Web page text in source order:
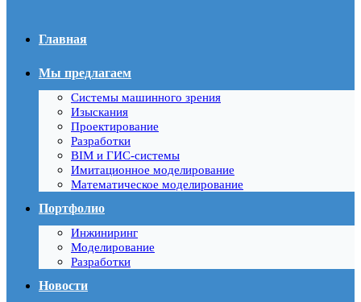
Главная
Мы предлагаем
Системы машинного зрения
Изыскания
Проектирование
Разработки
BIM и ГИС-системы
Имитационное моделирование
Математическое моделирование
Портфолио
Инжиниринг
Моделирование
Разработки
Новости